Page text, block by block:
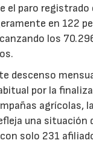
el paro
en 122
los
descenso
por la
agrícolas,
una situación
solo 231